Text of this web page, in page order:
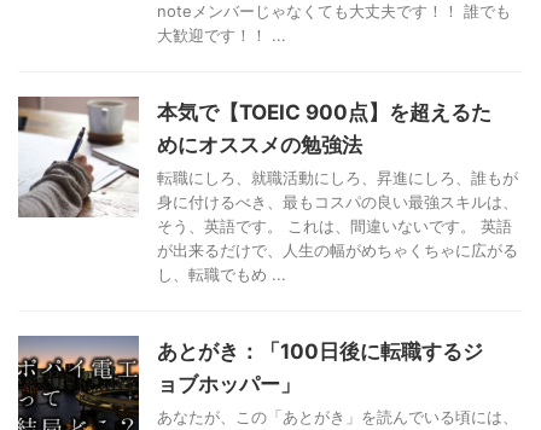
noteメンバーじゃなくても大丈夫です！！ 誰でも
大歓迎です！！ ...
本気で【TOEIC 900点】を超えるた
めにオススメの勉強法
転職にしろ、就職活動にしろ、昇進にしろ、誰もが
身に付けるべき、最もコスパの良い最強スキルは、
そう、英語です。 これは、間違いないです。 英語
が出来るだけで、人生の幅がめちゃくちゃに広がる
し、転職でもめ ...
あとがき：「100日後に転職するジ
ョブホッパー」
あなたが、この「あとがき」を読んでいる頃には、